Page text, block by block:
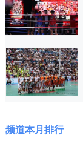
频道本月排行